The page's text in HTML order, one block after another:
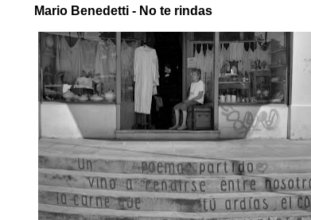
Mario Benedetti - No te rindas